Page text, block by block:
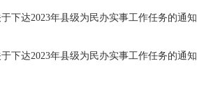
下达2023年县级为民办实事工作任务的通知
下达2023年县级为民办实事工作任务的通知